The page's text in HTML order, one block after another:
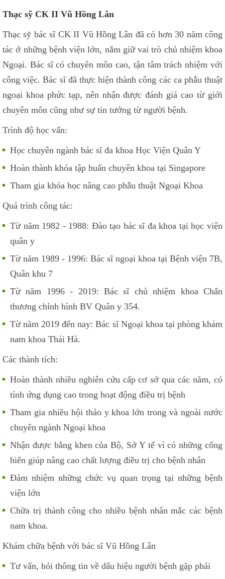
Thạc sỹ CK II Vũ Hồng Lân
Thạc sỹ bác sĩ CK II Vũ Hồng Lân đã có hơn 30 năm công
tác ở những bệnh viện lớn, nắm giữ vai trò chủ nhiệm khoa
Ngoại. Bác sĩ có chuyên môn cao, tận tâm trách nhiệm với
công việc. Bác sĩ đã thực hiện thành công các ca phẫu thuật
ngoại khoa phức tạp, nên nhận được đánh giá cao từ giới
chuyên môn cũng như sự tin tưởng từ người bệnh.
Trình độ học vấn:
Học chuyên ngành bác sĩ đa khoa Học Viện Quân Y
Hoàn thành khóa tập huấn chuyên khoa tại Singapore
Tham gia khóa học nâng cao phẫu thuật Ngoại Khoa
Quá trình công tác:
Từ năm 1982 - 1988: Đào tạo bác sĩ đa khoa tại học viện
quân y
Từ năm 1989 - 1996: Bác sĩ ngoại khoa tại Bệnh viện 7B,
Quân khu 7
Từ năm 1996 - 2019: Bác sĩ chủ nhiệm khoa Chấn
thương chỉnh hình BV Quân y 354.
Từ năm 2019 đến nay: Bác sĩ Ngoại khoa tại phòng khám
nam khoa Thái Hà.
Các thành tích:
Hoàn thành nhiều nghiên cứu cấp cơ sở qua các năm, có
tính ứng dụng cao trong hoạt động điều trị bệnh
Tham gia nhiều hội thảo y khoa lớn trong và ngoài nước
chuyên ngành Ngoại khoa
Nhận được bằng khen của Bộ, Sở Y tế vì có những cống
hiến giúp nâng cao chất lượng điều trị cho bệnh nhân
Đảm nhiệm những chức vụ quan trọng tại những bệnh
viện lớn
Chữa trị thành công cho nhiều bệnh nhân mắc các bệnh
nam khoa.
Khám chữa bệnh với bác sĩ Vũ Hồng Lân
Tư vấn, hỏi thông tin về dấu hiệu người bệnh gặp phải